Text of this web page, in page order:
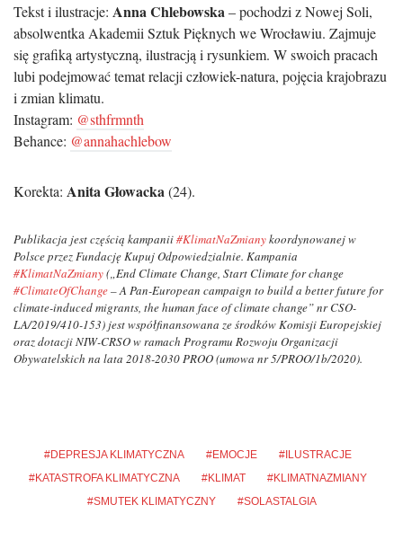
Tekst i ilustracje: Anna Chlebowska– pochodzi z Nowej Soli,
absolwentka Akademii Sztuk Pięknych we Wrocławiu. Zajmuje
się grafiką artystyczną, ilustracją i rysunkiem. W swoich pracach
lubi podejmować temat relacji człowiek-natura, pojęcia krajobrazu
i zmian klimatu.
Instagram: @sthfrmnth
Behance: @annahachlebow
Korekta: Anita Głowacka(24).
Publikacja jest częścią kampanii#KlimatNaZmianykoordynowanej w
Polsce przez Fundację Kupuj Odpowiedzialnie. Kampania
#KlimatNaZmiany(„End Climate Change, Start Climate for change
#ClimateOfChange– A Pan-European campaign to build a better future for
climate-induced migrants, the human face of climate change” nr CSO-
LA/2019/410-153) jest współfinansowana ze środków Komisji Europejskiej
oraz dotacji NIW-CRSO w ramach Programu Rozwoju Organizacji
Obywatelskich na lata 2018-2030 PROO (umowa nr 5/PROO/1b/2020).
DEPRESJA KLIMATYCZNA EMOCJE
ILUSTRACJE
KATASTROFA KLIMATYCZNA
KLIMAT
KLIMATNAZMIANY
SMUTEK KLIMATYCZNY
SOLASTALGIA